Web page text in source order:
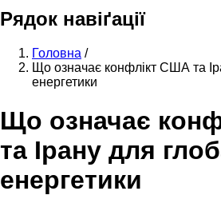
Рядок навіґації
Головна /
Що означає конфлікт США та
енергетики
Що означає
та Ірану для
енергетики